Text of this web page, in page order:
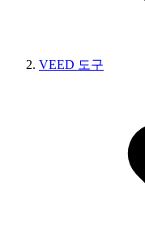
VEED 도구